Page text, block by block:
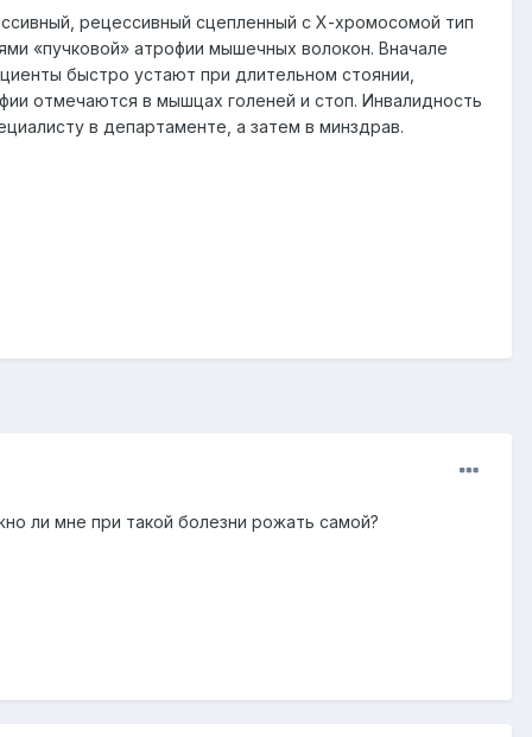
рецессивный сцепленный с Х-хромосомой тип
«пучковой» атрофии мышечных волокон. Вначале
быстро устают при длительном стоянии,
отмечаются в мышцах голеней и стоп. Инвалидность
в департаменте, а затем в минздрав.
ли мне при такой болезни рожать самой?